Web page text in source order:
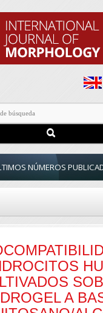
NÚMEROS
A